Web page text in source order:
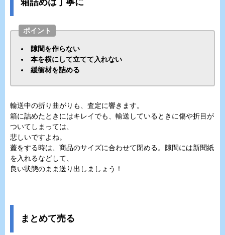
ポイント
隙間を作らない
本を横にして立てて入れない
緩衝材を詰める
輸送中の折り曲がりも、査定に響きます。
箱に詰めたときにはキレイでも、輸送しているときに傷や折目が
ついてしまっては、
悲しいですよね。
蓋をする時は、商品のサイズに合わせて閉める。隙間には新聞紙
を入れるなどして、
良い状態のまま送り出しましょう！
まとめて売る